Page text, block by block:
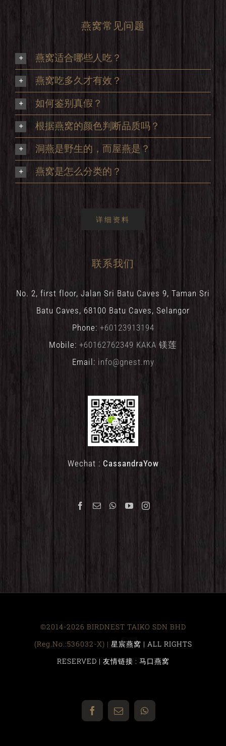
燕窝常见问题
燕窝适合哪些人吃？
燕窝吃多久才有效？
如何鉴别真假？
根据燕窝的颜色判断品质吗？
洞燕是野生的，而屋燕是？
燕窝是怎么分类的？
详细资料
联系我们
No. 2, first floor, Jalan Sri Batu Caves 9, Taman Sri
Batu Caves, 68100 Batu Caves, Selangor
Phone: +60123913194
Mobile: +60162762349 KAKA 镁莲
Email: info@gnest.my
Wechat : CassandraYow
©2014-2026 BIRDNEST TAIKO SDN BHD
(Reg.No.:536032-X) | 星宸燕窝 | ALL RIGHTS
RESERVED | 友情链接 : 马口燕窝
FacebookEmail WhatsApp